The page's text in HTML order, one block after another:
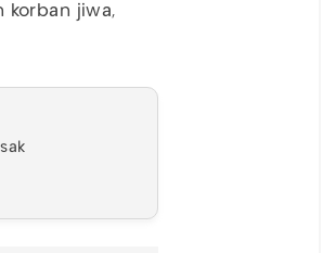
korban jiwa,